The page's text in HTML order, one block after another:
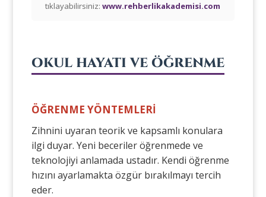
tıklayabilirsiniz:www.rehberlikakademisi.com
OKUL HAYATI VE ÖĞRENME
ÖĞRENME YÖNTEMLERİ
Zihnini uyaran teorik ve kapsamlı konulara
ilgi duyar. Yeni beceriler öğrenmede ve
teknolojiyi anlamada ustadır. Kendi öğrenme
hızını ayarlamakta özgür bırakılmayı tercih
eder.